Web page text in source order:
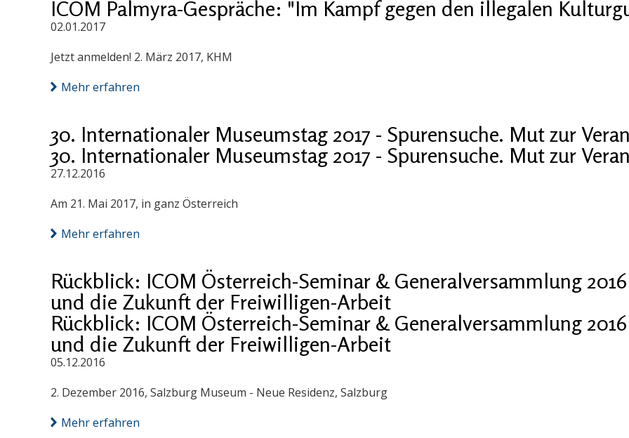
ICOM Palmyra-Gespräche: "Im Kampf gegen den illegalen
02.01.2017
Jetzt anmelden! 2. März 2017, KHM
Mehr erfahren
30. Internationaler Museumstag 2017 - Spurensuche. Mut zur
30. Internationaler Museumstag 2017 - Spurensuche. Mut zur
27.12.2016
Am 21. Mai 2017, in ganz Österreich
Mehr erfahren
Rückblick: ICOM Österreich-Seminar & Generalversammlung
und die Zukunft der Freiwilligen-Arbeit
Rückblick: ICOM Österreich-Seminar & Generalversammlung
und die Zukunft der Freiwilligen-Arbeit
05.12.2016
2. Dezember 2016, Salzburg Museum - Neue Residenz, Salzburg
Mehr erfahren